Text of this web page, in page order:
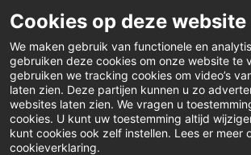
Actueel
Video's
Inloggen
Downloads
Klacht indienen
Cookies op deze website
We maken gebruik van functionele en
gebruiken deze cookies om onze website te
gebruiken we tracking cookies om video’s
laten zien. Deze partijen kunnen u zo
websites laten zien. We vragen u
cookies. U kunt uw toestemming altijd
kunt cookies ook zelf instellen. Lees er meer
cookieverklaring.